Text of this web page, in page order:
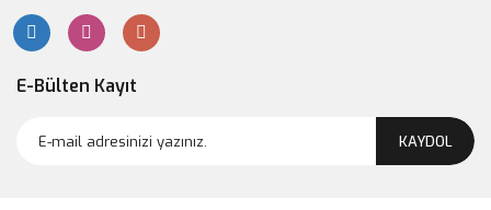
E-Bülten Kayıt
KAYDOL